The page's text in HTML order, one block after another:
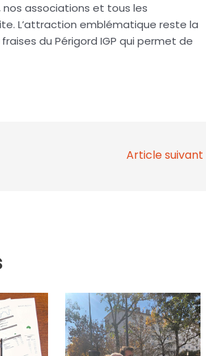
associations et tous les
L’attraction emblématique reste la
du Périgord IGP qui permet de
Article suivant